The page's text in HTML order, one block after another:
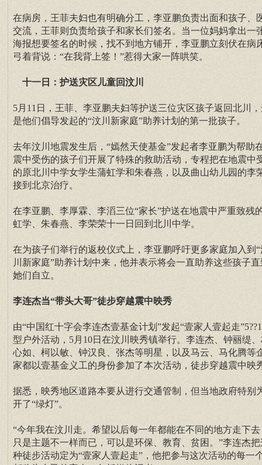
在病房，王菲夫妇也有明确分工，李亚鹏负责出面和孩子、
交流，王菲则负责给孩子和家长们签名。当一位妈妈拿出一
海报想要签名的时候，找不到地方铺开，李亚鹏立刻伏在病
弓着背说：“在我背上签！”惹得大家一阵哄笑。
十一日：护送灾区儿童回汶川
5月11日，王菲、李亚鹏夫妇等护送三位灾区孩子返回北川
是他们倡导发起的“汶川新家庭”助养计划的第一批孩子。
去年汶川地震发生后，“嫣然天使基金”发起者李亚鹏为帮助
震中受伤的孩子们开展了特殊的救助活动，专程把在地震中
的原北川中学女学生蒲虹学和朱春燕，以及曲山幼儿园的李
接到北京治疗。
在李亚鹏、李厚霖、李滔三位“家长”护送在地震中严重致残
虹学、朱春燕、李荣荣十一日回到北川中学。
在为孩子们举行的返校仪式上，李亚鹏呼吁更多家庭加入到“
川新家庭”助养计划中来，他并表示将会一直助养这些孩子直
她们自立。
李连杰当“带头大哥”徒步穿越震中映秀
由“中国红十字会李连杰壹基金计划”发起“壹家人壹起走
型户外活动，5月10日在汶川映秀镇举行。李连杰、钟丽缇
心如、柯以敏、钟汉良、张杰等明星，以及马云、马化腾等
家都以壹基金义工的身份参加了本次活动，徒步穿越震中映
据悉，映秀地区道路本要从进行交通管制，但当地政府特别
开了“绿灯”。
“今年我在汶川走。希望以后每一年都能在不同的地方走下去
只是主题不一样而已，可以是环保、教育、贫困。”李连杰把
种徒步活动定为“壹家人壹起走”，他把参与这次活动的每一